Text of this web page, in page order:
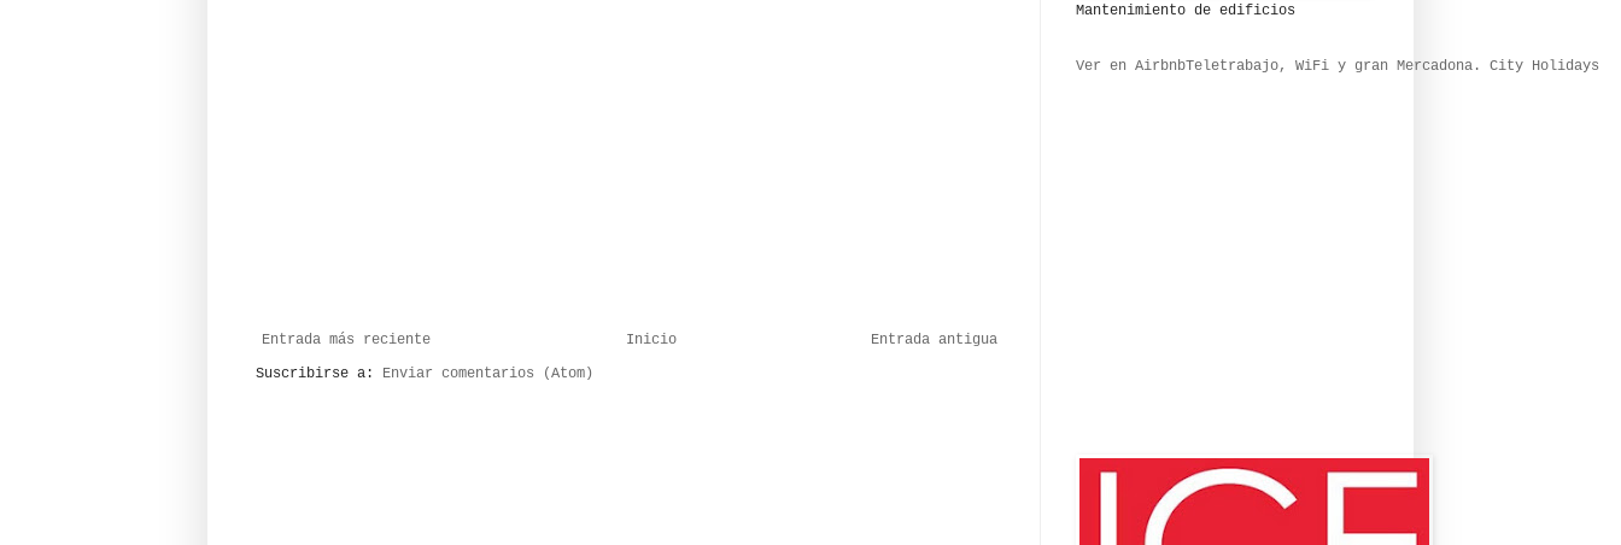
Entrada más reciente Entrada antigua
Inicio
Suscribirse a: Enviar comentarios (Atom)
Mantenimiento de edificios
Ver en AirbnbTeletrabajo, WiFi y gran Mercadona. City Holidays